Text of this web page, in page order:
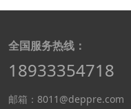
全国服务热线：
18933354718
邮箱：8011@deppre.com